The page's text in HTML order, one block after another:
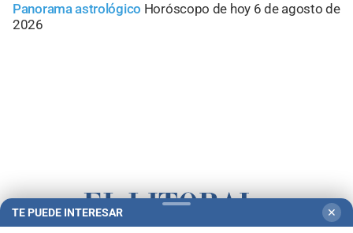
Panorama astrológico Horóscopo de hoy 6 de agosto de
2026
TE PUEDE INTERESAR ✕